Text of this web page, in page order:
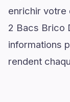
enrichir votre
2 Bacs Brico
informations
rendent